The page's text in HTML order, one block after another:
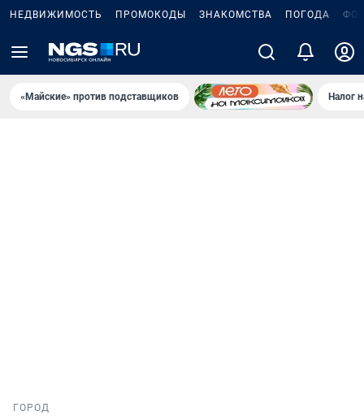
НЕДВИЖИМОСТЬ ПРОМОКОДЫ ЗНАКОМСТВА ПОГОДА
«Майские» против подставщиков Налог
ГОРОД